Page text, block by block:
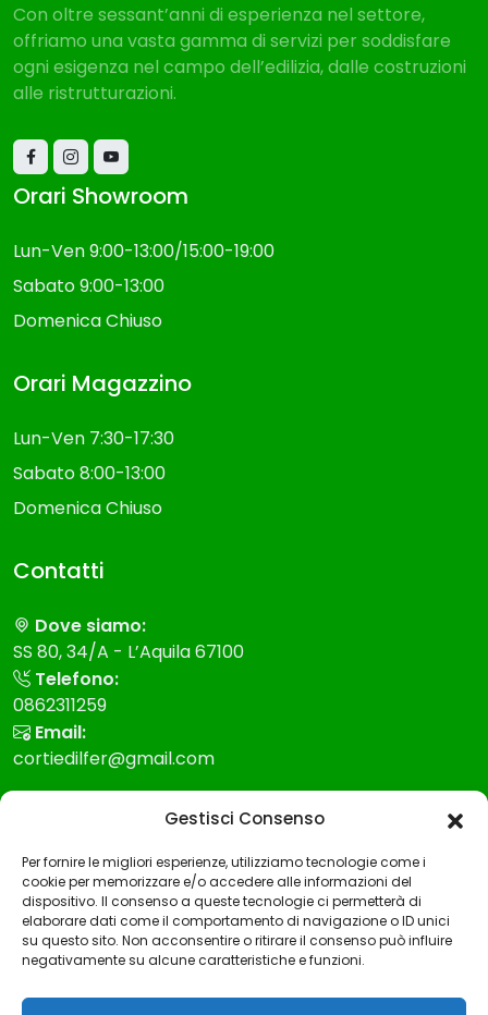
Gestisci Consenso
Per fornire le migliori esperienze, utilizziamo tecnologie come i
cookie per memorizzare e/o accedere alle informazioni del
dispositivo. Il consenso a queste tecnologie ci permetterà di
elaborare dati come il comportamento di navigazione o ID unici
su questo sito. Non acconsentire o ritirare il consenso può influire
negativamente su alcune caratteristiche e funzioni.
Con oltre sessant’anni di esperienza nel settore,
offriamo una vasta gamma di servizi per soddisfare
ogni esigenza nel campo dell’edilizia, dalle costruzioni
alle ristrutturazioni.
Orari Showroom
Lun-Ven 9:00-13:00/15:00-19:00
Sabato 9:00-13:00
Domenica Chiuso
Orari Magazzino
Lun-Ven 7:30-17:30
Sabato 8:00-13:00
Domenica Chiuso
Contatti
Dove siamo:
SS 80, 34/A - L’Aquila 67100
Telefono:
0862311259
Email:
cortiedilfer@gmail.com
Modello Organizzazione gestione e controllo
Codice etico
Whistleblowing